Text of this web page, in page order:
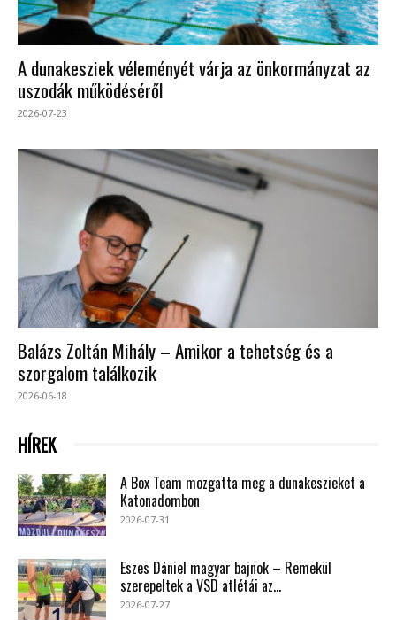
A dunakesziek véleményét várja az önkormányzat az
uszodák működéséről
2026-07-23
Balázs Zoltán Mihály – Amikor a tehetség és a
szorgalom találkozik
2026-06-18
HÍREK
A Box Team mozgatta meg a dunakeszieket a
Katonadombon
2026-07-31
Eszes Dániel magyar bajnok – Remekül
szerepeltek a VSD atlétái az...
2026-07-27